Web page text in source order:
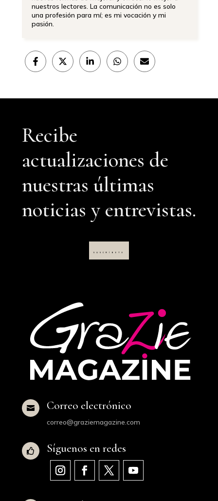
nuestros lectores. La comunicación no es solo
una profesión para mí; es mi vocación y mi
pasión.
Compartir
en
Compartir
en
Compartir
en
Compartir
en
Compartir
en
Recibe
actualizaciones de
nuestras últimas
noticias y entrevistas.
SUSCRÍBETE
 Correo electrónico
correo@graziemagazine.com
 Síguenos en redes